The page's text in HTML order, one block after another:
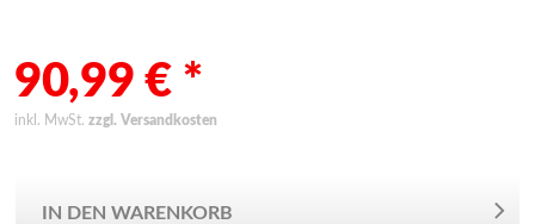
90,99 € *
inkl. MwSt. zzgl. Versandkosten
IN DEN WARENKORB